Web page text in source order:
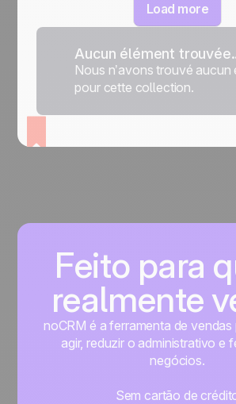
Load more
Aucun élément
Nous n’avons trouvé aucun
pour cette collection.
Feito para
realmente
noCRM é a ferramenta de vendas
agir, reduzir o administrativo e
negócios.
Sem cartão de